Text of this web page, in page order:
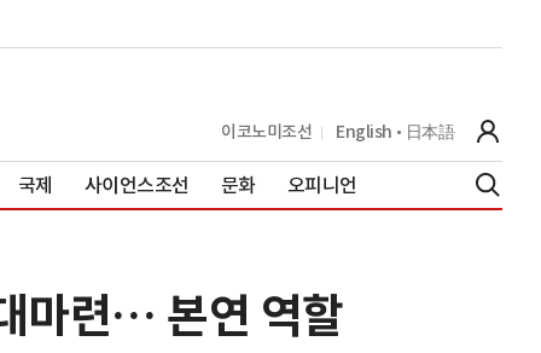
이코노미조선 English 日本語
국제 사이언스조선 문화 오피니언
마련… 본연 역할